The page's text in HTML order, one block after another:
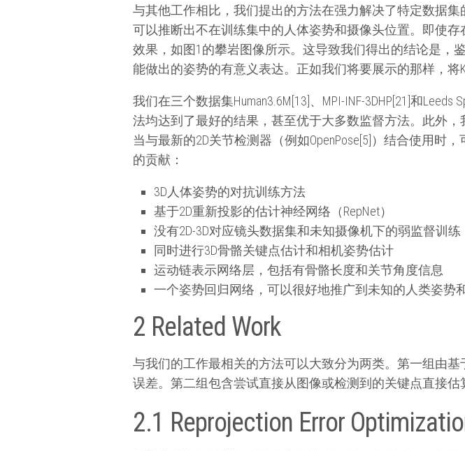
与其他工作相比，我们提出的方法在强力解决了特定数据
可以推断出不在训练集中的人体姿势和摄像头位置。即使
效果，如图1的攀岩图像所示。这导致我们得出的结论是，
能做出的姿势的有意义表达。正如我们将要展示的那样，将
我们在三个数据集Human3.6M[13]、MPI-INF-3DHP[21]和
法均达到了最好的结果，甚至优于大多数监督方法。此外
当与最新的2D关节检测器（例如OpenPose[5]）结合使用时
的贡献：
3D人体姿势的对抗训练方法
基于2D重新投影的估计神经网络（RepNet）
没有2D-3D对应镜头数据集和未知摄像机下的弱监督训练
同时进行3D骨骼关键点估计和相机姿势估计
运动链表示网络层，包括有骨骼长度和关节角度信息
一个姿势回归网络，可以很好地推广到未知的人类姿势
2 Related Work
与我们的工作最相关的方法可以大致分为两类。第一组由
误差。第二组包含尝试直接从图像或检测到的关键点直接估
2.1 Reprojection Error